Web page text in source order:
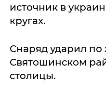
источник в
кругах.
Снаряд ударил
Святошинском
столицы.